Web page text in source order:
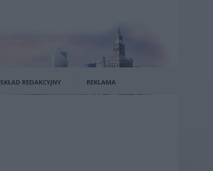
SKŁAD REDAKCYJNY REKLAMA